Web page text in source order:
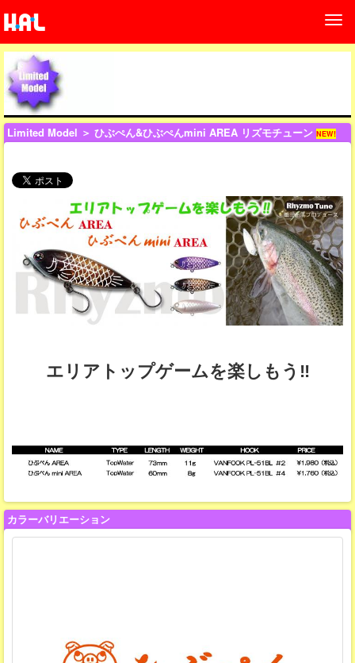
Limited Model ＞ ひぶぺん&ひぶぺんmini AREA リズモチューン NEW!
エリアトップゲームを楽しもう‼
カラーバリエーション